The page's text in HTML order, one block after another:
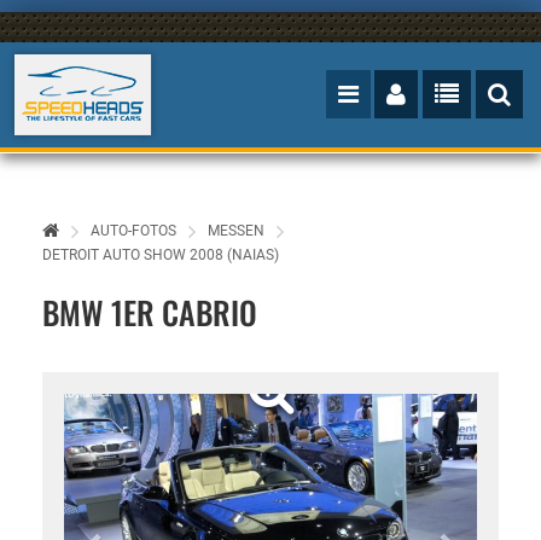
AUTO-FOTOS
MESSEN
DETROIT AUTO SHOW 2008 (NAIAS)
BMW 1ER CABRIO